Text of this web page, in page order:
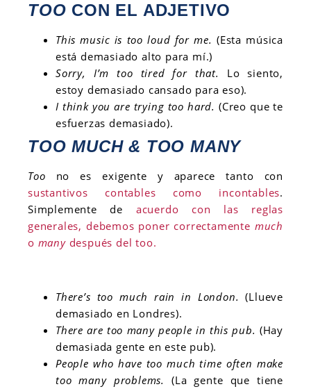
TOO CON EL ADJETIVO
This music is too loud for me. (Esta música
está demasiado alto para mí.)
Sorry, I’m too tired for that.
Lo siento,
estoy demasiado cansado para eso).
I think you are trying too hard. (Creo que te
esfuerzas demasiado).
TOO MUCH & TOO MANY
Too no es exigente y aparece tanto con
sustantivos contables como incontables.
Simplemente de acuerdo con las reglas
generales, debemos poner correctamente much
o manydespués del too.
There’s too much rain in London. (Llueve
demasiado en Londres).
There are too many people in this pub. (Hay
demasiada gente en este pub).
People who have too much time often make
too many problems.
(La gente que tiene